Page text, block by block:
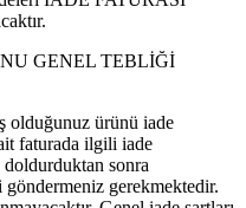
GENEL TEBLİĞİ
olduğunuz ürünü iade
faturada ilgili iade
sonra
gerekmektedir.